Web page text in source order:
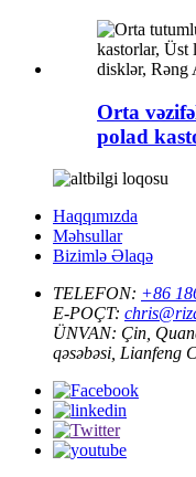
Orta
polad
Haqqımızda
Məhsullar
Bizimlə Əlaqə
TELEFON: +86
E-POÇT:
ÜNVAN: Çin,
qəsəbəsi, Lianfeng